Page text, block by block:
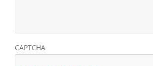
CAPTCHA